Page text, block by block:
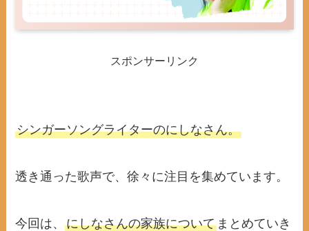
スポンサーリンク
シンガーソングライターのにしなさん。
透き通った歌声で、徐々に注目を集めています。
今回は、にしなさんの家族について まとめていき